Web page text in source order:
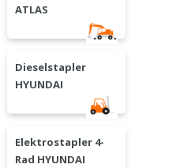
ATLAS
Dieselstapler
HYUNDAI
Elektrostapler 4-
Rad HYUNDAI